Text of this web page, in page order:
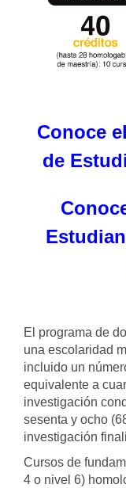
Conoce
de
El programa de
una escolaridad
incluido un
equivalente a
investigación
sesenta y ocho
investigación
Cursos de
4 o nivel 6)